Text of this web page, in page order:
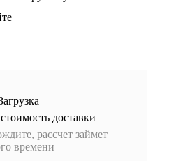
доставки
рассчет займет
времени